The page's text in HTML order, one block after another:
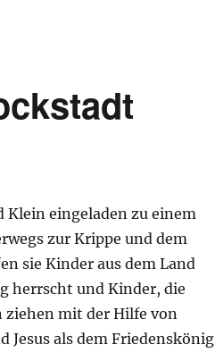
Klein eingeladen zu einem
zur Krippe und dem
sie Kinder aus dem Land
herrscht und Kinder, die
ziehen mit der Hilfe von
Jesus als dem Friedenskönig